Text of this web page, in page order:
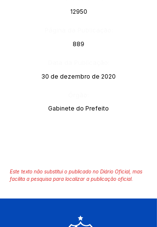
12950
889
30 de dezembro de 2020
Gabinete do Prefeito
Este texto não substitui o publicado no Diário Oficial, mas
facilita a pesquisa para localizar a publicação oficial.